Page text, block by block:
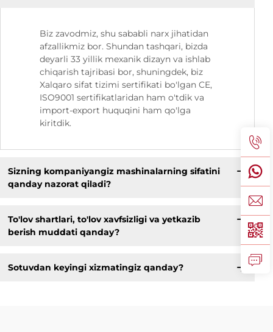
Biz zavodmiz, shu sababli narx jihatidan
afzallikmiz bor. Shundan tashqari, bizda
deyarli 33 yillik mexanik dizayn va ishlab
chiqarish tajribasi bor, shuningdek, biz
Xalqaro sifat tizimi sertifikati bo'lgan CE,
ISO9001 sertifikatlaridan ham o'tdik va
import-export huquqini ham qo'lga
kiritdik.
Sizning kompaniyangiz mashinalarning sifatini
qanday nazorat qiladi?
To'lov shartlari, to'lov xavfsizligi va yetkazib
berish muddati qanday?
Sotuvdan keyingi xizmatingiz qanday?